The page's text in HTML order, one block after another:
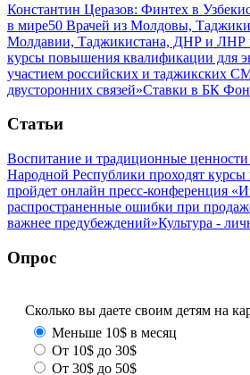
Константин Церазов: Финтех в
в мире50 Врачей из Молдовы,
Молдавии, Таджикистана, ДНР и ЛНР
курсы повышения квалификации для
участием российских и таджикских
двусторонних связей»Ставки в БК
Статьи
Воспитание и традиционные
Народной Республики проходят
пройдет онлайн пресс-конференция
распространенные ошибки при
важнее предубеждений»Культура -
Опрос
Сколько вы даете своим детям на
Меньше 10$ в месяц
От 10$ до 30$
От 30$ до 50$